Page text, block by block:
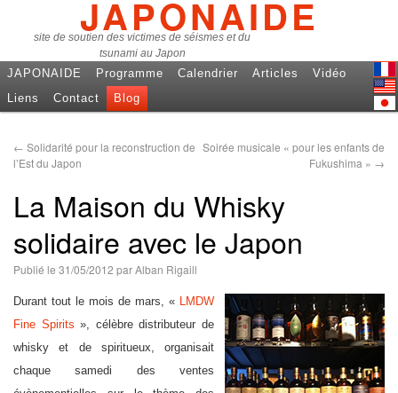
JAPONAIDE
site de soutien des victimes de séismes et du
tsunami au Japon
JAPONAIDE Programme Calendrier Articles
Vidéo
Liens
Contact Blog
← Solidarité pour la reconstruction de
l’Est du Japon
Soirée musicale « pour les enfants de
Fukushima » →
La Maison du Whisky
solidaire avec le Japon
Publié le 31/05/2012 parAlban Rigaill
Durant tout le mois de mars, « LMDW
Fine Spirits », célèbre distributeur de
whisky et de spiritueux, organisait
chaque samedi des ventes